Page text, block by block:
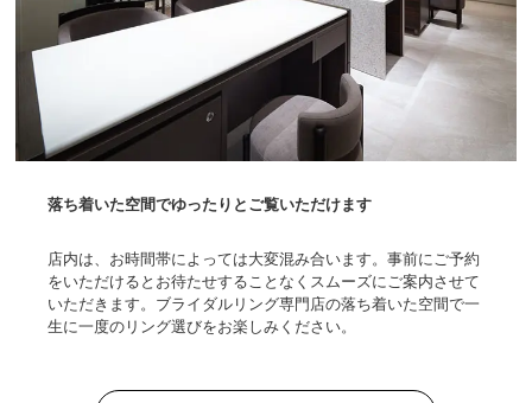
落ち着いた空間でゆったりとご覧いただけます
店内は、お時間帯によっては大変混み合います。事前にご予約
をいただけるとお待たせすることなくスムーズにご案内させて
いただきます。ブライダルリング専門店の落ち着いた空間で一
生に一度のリング選びをお楽しみください。